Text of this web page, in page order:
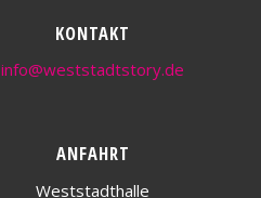
KONTAKT
info@weststadtstory.de
ANFAHRT
Weststadthalle